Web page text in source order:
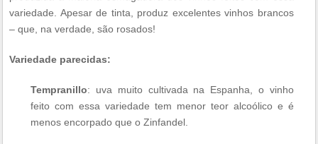
variedade. Apesar de tinta, produz excelentes vinhos brancos
– que, na verdade, são rosados!
Variedade parecidas:
Tempranillo: uva muito cultivada na Espanha, o vinho
feito com essa variedade tem menor teor alcoólico e é
menos encorpado que o Zinfandel.